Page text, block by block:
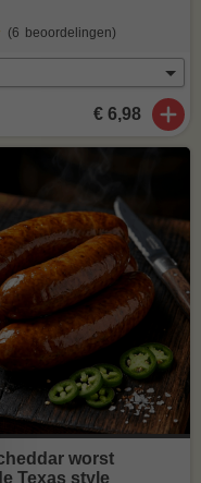
(6 beoordelingen)
€ 6,98
worst
Texas style